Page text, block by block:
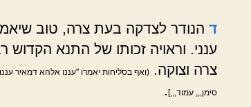
ד הנודר לצדקה בעת צרה, טוב
ענני. וראויה זכותו של התנא הקדוש
צרה וצוקה.
(ואף בסליחות יאמרו "עננו אלהא דמאיר
סימן,,, עמוד,,,]